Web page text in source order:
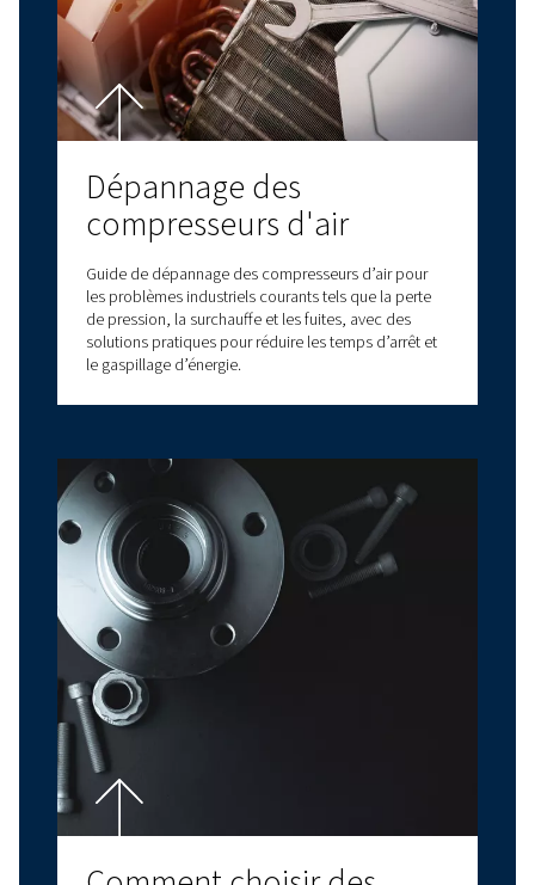
CONSEILS RELATIFS À L'AIR COMPRIMÉ
Huile pour compresseur
d’air : choisir le bon
lubrifiant pour des
performances et une
fiabilité optimales
L’huile pour compresseur d’air expliquée : types,
avantages et comment choisir la bonne huile pour
compresseur d’air pour des performances